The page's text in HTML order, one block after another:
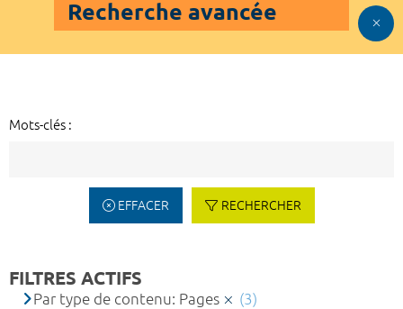
Recherche avancée
Mots-clés :
EFFACER RECHERCHER
FILTRES ACTIFS
Par type de contenu: Pages
(3)